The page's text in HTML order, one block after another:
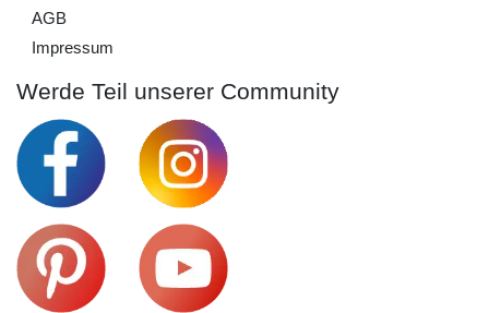
AGB
Impressum
Werde Teil unserer Community